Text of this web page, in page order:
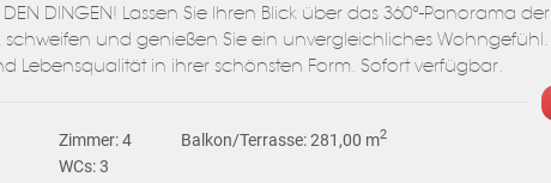
DEN DINGEN! Lassen Sie Ihren Blick über das 360°-Panorama der
schweifen und genießen Sie ein unvergleichliches Wohngefühl.
Lebensqualität in ihrer schönsten Form. Sofort verfügbar.
Zimmer: 4 Balkon/Terrasse: 281,00 m2
WCs: 3